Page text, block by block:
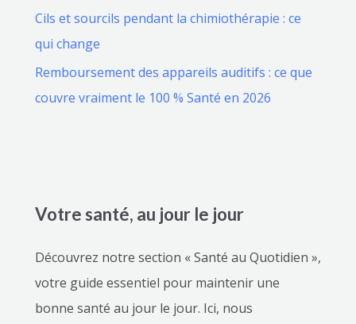
Cils et sourcils pendant la chimiothérapie : ce
qui change
Remboursement des appareils auditifs : ce que
couvre vraiment le 100 % Santé en 2026
Votre santé, au jour le jour
Découvrez notre section « Santé au Quotidien »,
votre guide essentiel pour maintenir une
bonne santé au jour le jour. Ici, nous